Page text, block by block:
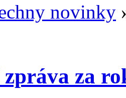
novinky
za